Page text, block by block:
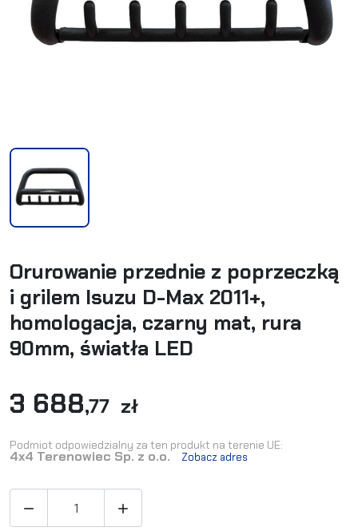
Orurowanie przednie z poprzeczką
i grilem Isuzu D-Max 2011+,
homologacja, czarny mat, rura
90mm, światła LED
3 688,77 zł
Podmiot odpowiedzialny za ten produkt na terenie UE:
4x4 Terenowiec Sp. z o.o. Zobacz adres
 